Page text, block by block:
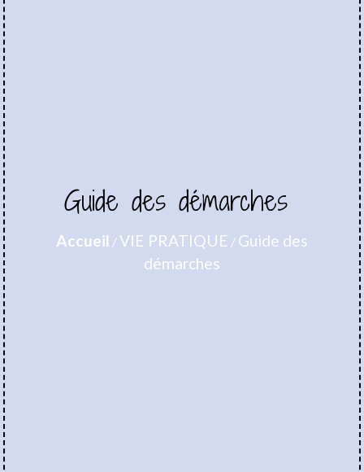
Guide des démarches
Accueil /VIE PRATIQUE / Guide des
démarches